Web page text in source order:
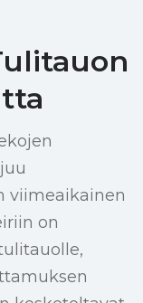
viimeaikainen
on